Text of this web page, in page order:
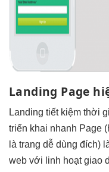
Landing Page
Landing tiết kiệm thời
triển khai nhanh Page
là trang dễ dùng đích)
web với linh hoạtgiao